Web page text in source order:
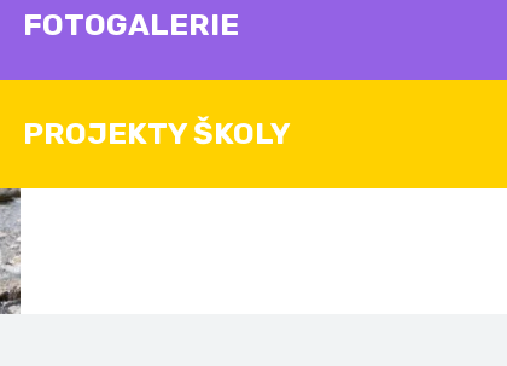
FOTOGALERIE
PROJEKTY ŠKOLY